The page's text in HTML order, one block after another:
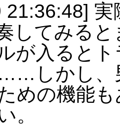
21:36:48] 実
してみると
が入ると
しかし、
めの機能
。